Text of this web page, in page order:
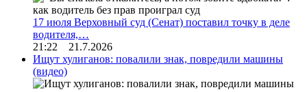
17 июля Верховный суд (Сенат) поставил точку в деле
водителя,…
21:22 21.7.2026
Ищут хулиганов: повалили знак, повредили машины
(видео)